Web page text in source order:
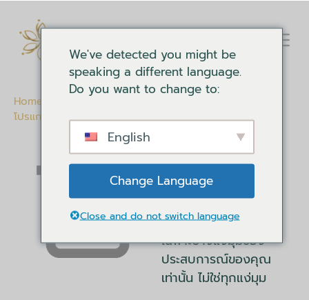
Home เอกสารการพัฒนาตนเอง
คลังข้อมูลการเขียน
โปรแกรมทางภาษาประสาท-การลบ NLP
การลบ NLP
ส่วนที่ 1 ของ NLP
ต้าโมเดลคือการลบ ใน
NLP การลบจะเกิดขึ้น
เมื่อเราให้ความสนใจ
เฉพาะบางแง่มุมของ
ประสบการณ์ของคุณ
เท่านั้น ไม่ใช่ทุกแง่มุม
We've detected you might be
speaking a different language.
Do you want to change to:
English
Change Language
Close and do not switch language